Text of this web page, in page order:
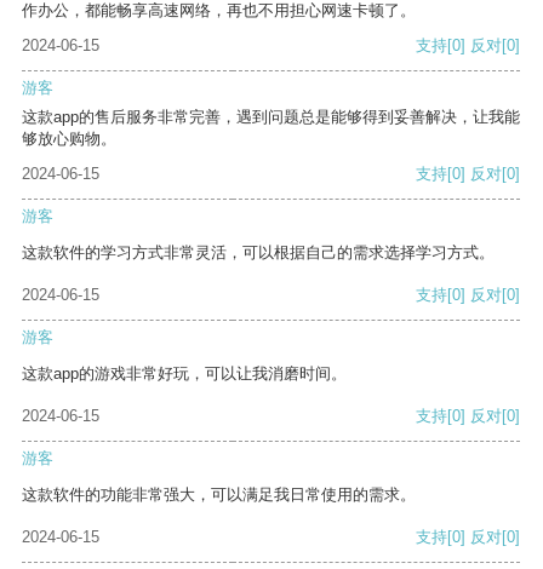
作办公，都能畅享高速网络，再也不用担心网速卡顿了。
2024-06-15
支持[0] 反对[0]
游客
这款app的售后服务非常完善，遇到问题总是能够得到妥善解决，让我能
够放心购物。
2024-06-15
支持[0] 反对[0]
游客
这款软件的学习方式非常灵活，可以根据自己的需求选择学习方式。
2024-06-15 支持[0] 反对[0]
游客
这款app的游戏非常好玩，可以让我消磨时间。
2024-06-15 支持[0] 反对[0]
游客
这款软件的功能非常强大，可以满足我日常使用的需求。
2024-06-15 支持[0] 反对[0]